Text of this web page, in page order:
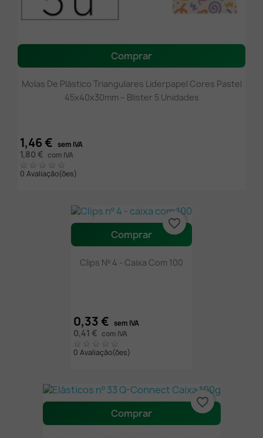
Comprar
Molas De Plástico Triangulares Liderpapel Cores Pastel
45x40x30mm – Blister 5 Unidades
1,46 € sem IVA
1,80 € com IVA
0 Avaliação(ões)
Comprar
Clips Nº 4 - Caixa Com 100
0,33 € sem IVA
0,41 € com IVA
0 Avaliação(ões)
favorite_border
Comprar
favorite_border